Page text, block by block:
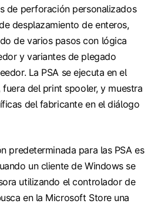
de perforación personalizados
desplazamiento de enteros,
de varios pasos con lógica
y variantes de plegado
La PSA se ejecuta en el
del print spooler, y muestra
del fabricante en el diálogo
predeterminada para las PSA es
un cliente de Windows se
utilizando el controlador de
en la Microsoft Store una